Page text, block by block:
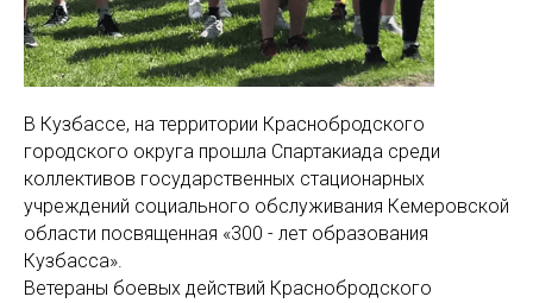
В Кузбассе, на территории Краснобродского
городского округа прошла Спартакиада среди
коллективов государственных стационарных
учреждений социального обслуживания Кемеровской
области посвященная «300 - лет образования
Кузбасса».
Ветераны боевых действий Краснобродского